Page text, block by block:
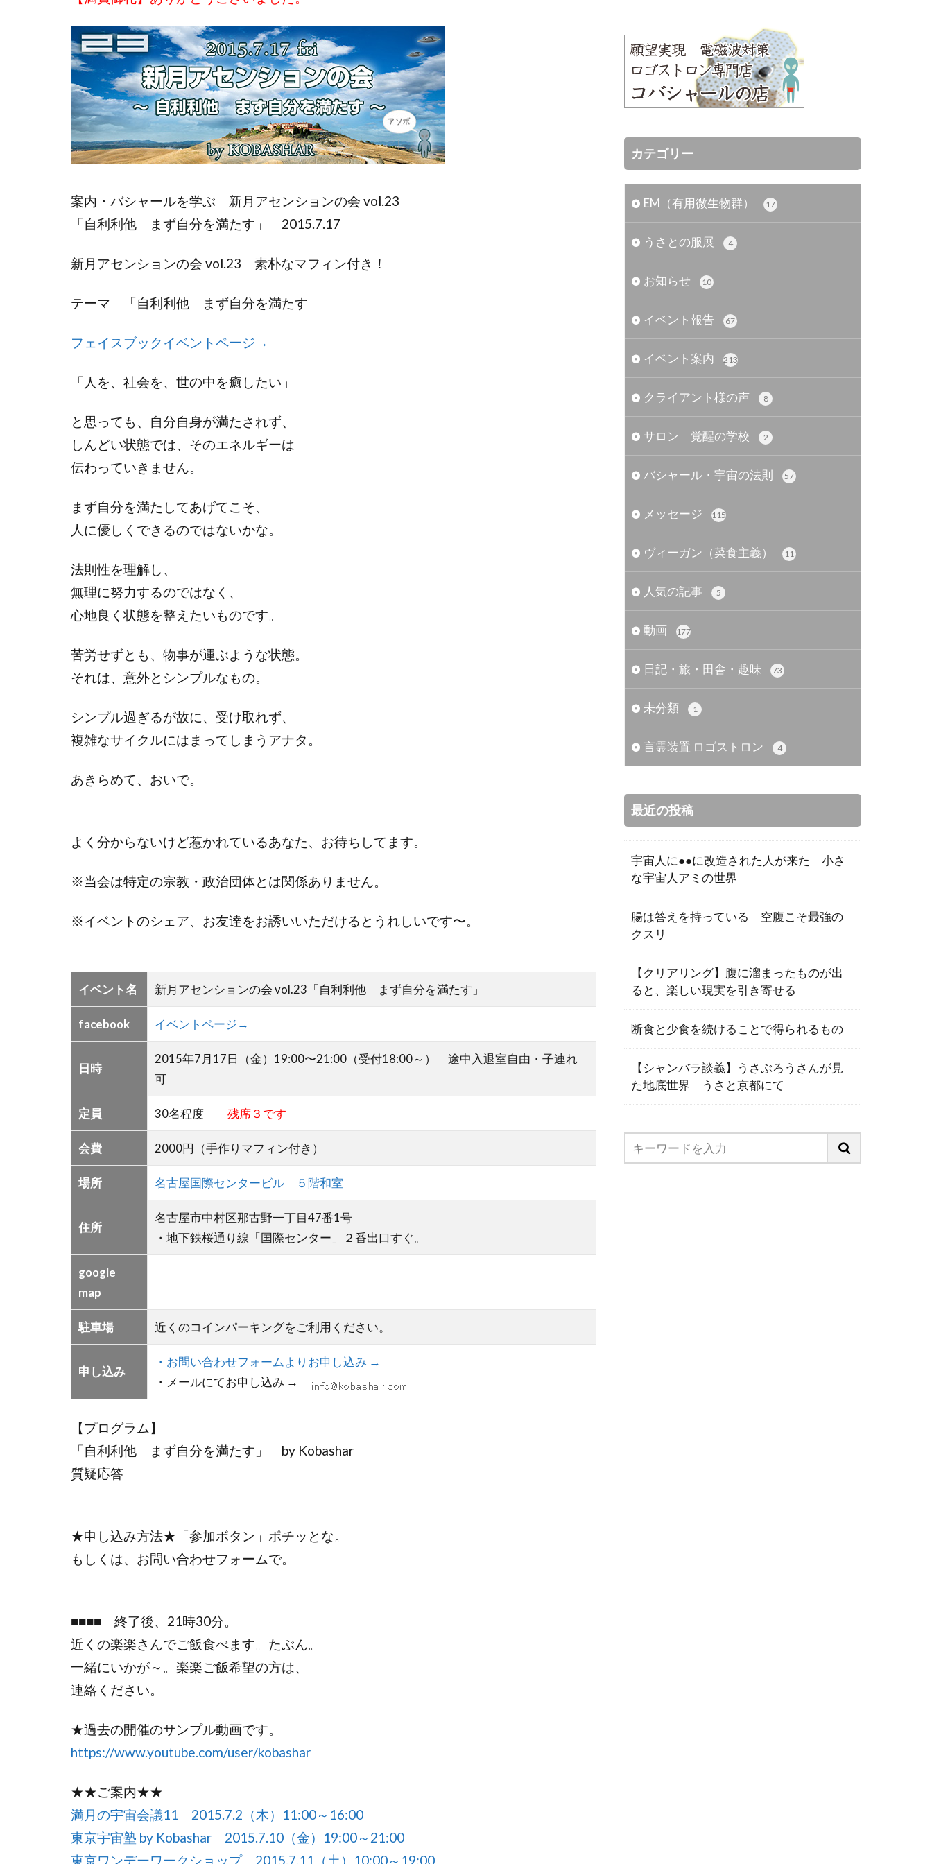
案内・バシャールを学ぶ 新月アセンションの会 vol.23
「自利利他 まず自分を満たす」 2015.7.17
新月アセンションの会 vol.23 素朴なマフィン付き！
テーマ 「自利利他 まず自分を満たす」
フェイスブックイベントページ→
「人を、社会を、世の中を癒したい」
と思っても、自分自身が満たされず、
しんどい状態では、そのエネルギーは
伝わっていきません。
まず自分を満たしてあげてこそ、
人に優しくできるのではないかな。
法則性を理解し、
無理に努力するのではなく、
心地良く状態を整えたいものです。
苦労せずとも、物事が運ぶような状態。
それは、意外とシンプルなもの。
シンプル過ぎるが故に、受け取れず、
複雑なサイクルにはまってしまうアナタ。
あきらめて、おいで。
よく分からないけど惹かれているあなた、お待ちしてます。
※当会は特定の宗教・政治団体とは関係ありません。
※イベントのシェア、お友達をお誘いいただけるとうれしいです〜。
イベント名 新月アセンションの会 vol.23「自利利他 まず自分を満たす」
facebook イベントページ→
日時
2015年7月17日（金）19:00〜21:00（受付18:00～） 途中入退室自由・子連れ
可
定員 30名程度 残席３です
会費 2000円（手作りマフィン付き）
場所 名古屋国際センタービル ５階和室
住所
名古屋市中村区那古野一丁目47番1号
・地下鉄桜通り線「国際センター」２番出口すぐ。
google
map
駐車場 近くのコインパーキングをご利用ください。
申し込み
・お問い合わせフォームよりお申し込み →
・メールにてお申し込み →
【プログラム】
「自利利他 まず自分を満たす」 by Kobashar
質疑応答
★申し込み方法★「参加ボタン」ポチッとな。
もしくは、お問い合わせフォームで。
■■■■ 終了後、21時30分。
近くの楽楽さんでご飯食べます。たぶん。
一緒にいかが～。楽楽ご飯希望の方は、
連絡ください。
★過去の開催のサンプル動画です。
https://www.youtube.com/user/kobashar
★★ご案内★★
満月の宇宙会議11 2015.7.2（木）11:00～16:00
東京宇宙塾 by Kobashar 2015.7.10（金）19:00～21:00
東京ワンデーワークショップ 2015.7.11（土）10:00～19:00
カテゴリー
EM（有用微生物群） 17
うさとの服展 4
お知らせ 10
イベント報告 67
イベント案内 213
クライアント様の声 8
サロン 覚醒の学校 2
バシャール・宇宙の法則 57
メッセージ 115
ヴィーガン（菜食主義） 11
人気の記事 5
動画 177
日記・旅・田舎・趣味 73
未分類 1
言霊装置 ロゴストロン 4
最近の投稿
宇宙人に●●に改造された人が来た 小さ
な宇宙人アミの世界
腸は答えを持っている 空腹こそ最強の
クスリ
【クリアリング】腹に溜まったものが出
ると、楽しい現実を引き寄せる
断食と少食を続けることで得られるもの
【シャンバラ談義】うさぶろうさんが見
た地底世界 うさと京都にて